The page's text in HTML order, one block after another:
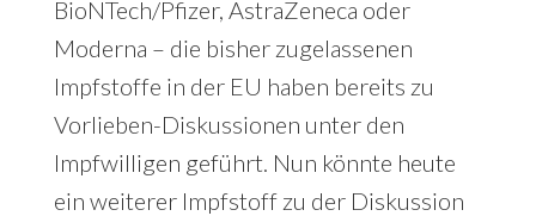
BioNTech/Pfizer, AstraZeneca oder
Moderna – die bisher zugelassenen
Impfstoffe in der EU haben bereits zu
Vorlieben-Diskussionen unter den
Impfwilligen geführt. Nun könnte heute
ein weiterer Impfstoff zu der Diskussion